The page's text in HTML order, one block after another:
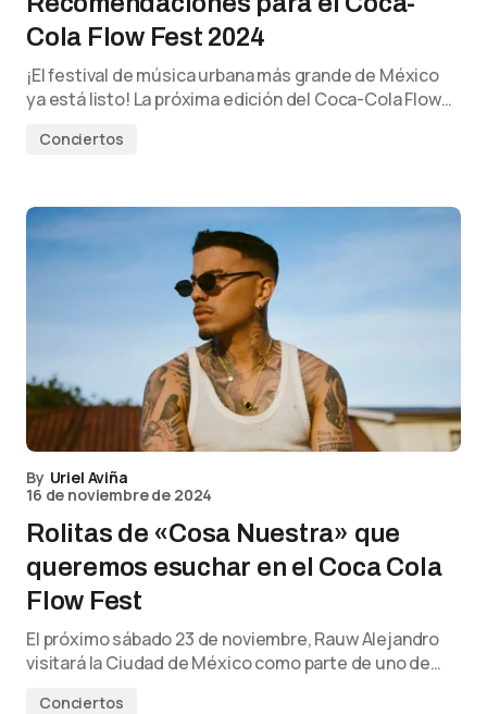
Cola Flow Fest 2024
¡El festival de música urbana más grande de México
ya está listo! La próxima edición del Coca-Cola Flow…
Conciertos
By Uriel Aviña
16 de noviembre de 2024
Rolitas de «Cosa Nuestra» que
queremos esuchar en el Coca Cola
Flow Fest
El próximo sábado 23 de noviembre, Rauw Alejandro
visitará la Ciudad de México como parte de uno de…
Conciertos